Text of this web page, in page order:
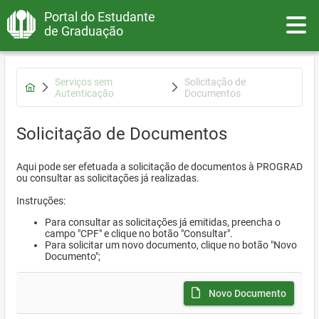
Portal do Estudante
de Graduação
Serviços sem
Autenticação
Solicitação de
Documentos
Solicitação de Documentos
Aqui pode ser efetuada a solicitação de documentos à PROGRAD
ou consultar as solicitações já realizadas.
Instruções:
Para consultar as solicitações já emitidas, preencha o
campo "CPF" e clique no botão "Consultar".
Para solicitar um novo documento, clique no botão "Novo
Documento";
Novo Documento